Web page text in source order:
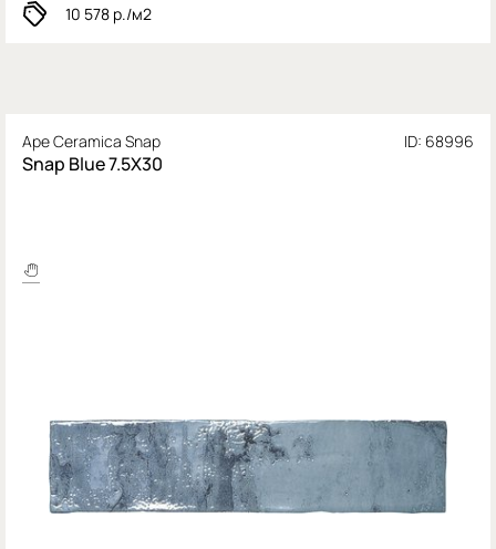
10 578 р./м2
Ape Ceramica Snap ID: 68996
Snap Blue 7.5X30